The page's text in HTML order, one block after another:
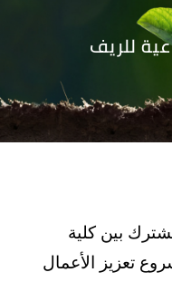
للريف
بين كلية
تعزيز الأعمال